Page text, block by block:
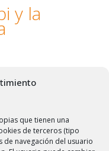
que tienen una
de terceros (tipo
de navegación del usuario
y la
mide la
en lúmenes,
mayor